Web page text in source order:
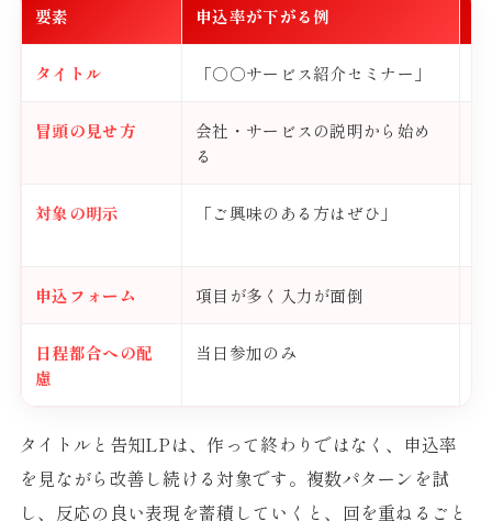
要素 申込率が下がる例
タイトル 「○○サービス紹介セミナー」
冒頭の見せ方
会社・サービスの説明から始め
る
対象の明示 「ご興味のある方はぜひ」
申込フォーム 項目が多く入力が面倒
日程都合への配
慮
当日参加のみ
タイトルと告知LPは、作って終わりではなく、申込率
を見ながら改善し続ける対象です。複数パターンを試
し、反応の良い表現を蓄積していくと、回を重ねるごと